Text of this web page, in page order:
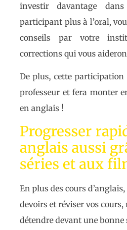
investir davantage
participant plus à l’oral,
conseils par votre
corrections qui vous
De plus, cette
professeur et fera monter
en anglais !
Progresser
anglais aussi
séries et aux
En plus des cours
devoirs et réviser vos cours,
détendre devant une